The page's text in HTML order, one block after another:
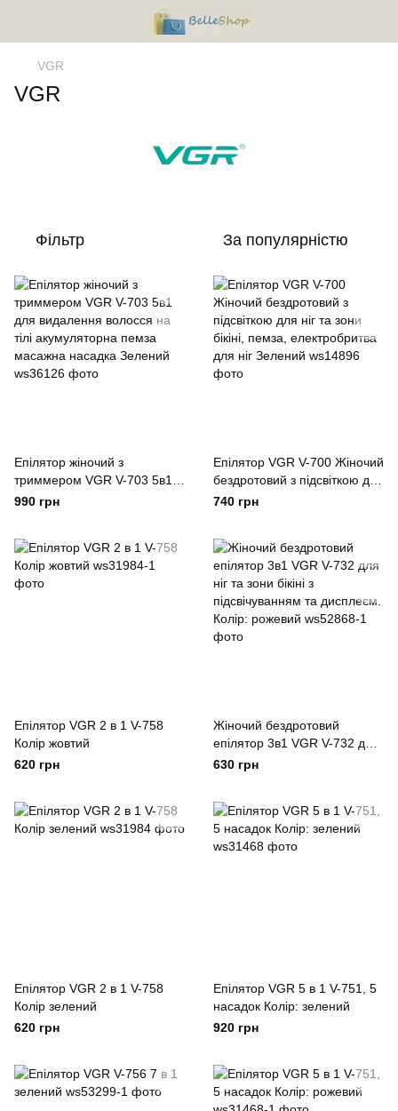
VGR
VGR
Фільтр За популярністю
Епілятор жіночий з
триммером VGR V-703 5в1
для видалення волосся на
990 грн
Епілятор VGR V-700 Жіночий
бездротовий з підсвіткою для
ніг та зони бікіні, пемза,
740 грн
Епілятор VGR 2 в 1 V-758
Колір жовтий
620 грн
Жіночий бездротовий
епілятор 3в1 VGR V-732 для
ніг та зони бікіні з
630 грн
Епілятор VGR 2 в 1 V-758
Колір зелений
620 грн
Епілятор VGR 5 в 1 V-751, 5
насадок Колір: зелений
920 грн